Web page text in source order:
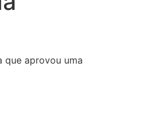
que aprovou uma